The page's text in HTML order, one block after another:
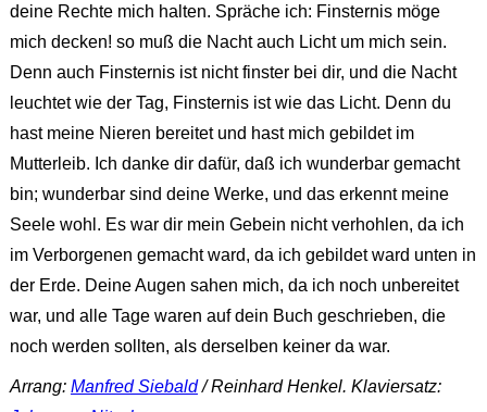
deine Rechte mich halten. Spräche ich: Finsternis möge
mich decken! so muß die Nacht auch Licht um mich sein.
Denn auch Finsternis ist nicht finster bei dir, und die Nacht
leuchtet wie der Tag, Finsternis ist wie das Licht. Denn du
hast meine Nieren bereitet und hast mich gebildet im
Mutterleib. Ich danke dir dafür, daß ich wunderbar gemacht
bin; wunderbar sind deine Werke, und das erkennt meine
Seele wohl. Es war dir mein Gebein nicht verhohlen, da ich
im Verborgenen gemacht ward, da ich gebildet ward unten in
der Erde. Deine Augen sahen mich, da ich noch unbereitet
war, und alle Tage waren auf dein Buch geschrieben, die
noch werden sollten, als derselben keiner da war.
Arrang: Manfred Siebald/ Reinhard Henkel. Klaviersatz: